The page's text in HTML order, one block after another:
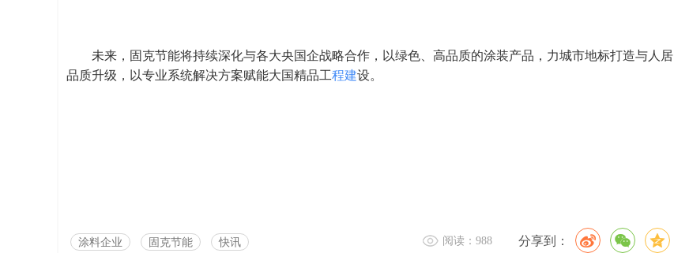
未来，固克节能将持续深化与各大央国企战略合作，以绿色、高品质的涂装产品，力城市地标打造与人居
品质升级，以专业系统解决方案赋能大国精品工程建设。
涂料企业 固克节能 快讯 阅读：988 分享到：